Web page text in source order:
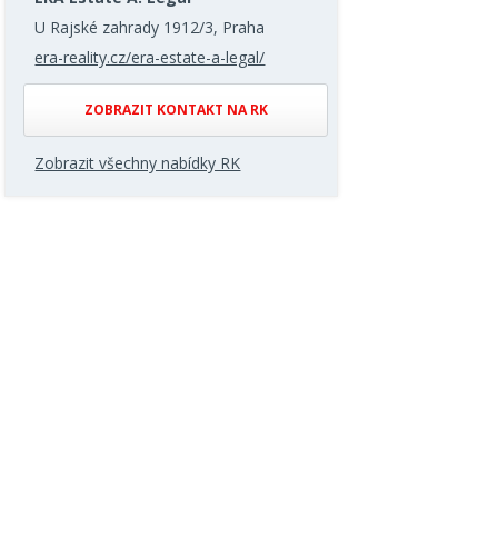
U Rajské zahrady 1912/3, Praha
era-reality.cz/era-estate-a-legal/
ZOBRAZIT KONTAKT NA RK
Zobrazit všechny nabídky RK